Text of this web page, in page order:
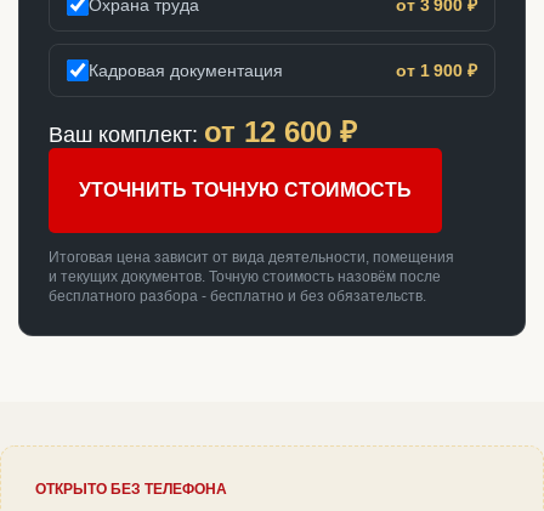
Охрана труда от 3 900 ₽
Кадровая документация от 1 900 ₽
Ваш комплект: от 12 600 ₽
УТОЧНИТЬ ТОЧНУЮ СТОИМОСТЬ
Итоговая цена зависит от вида деятельности, помещения
и текущих документов. Точную стоимость назовём после
бесплатного разбора - бесплатно и без обязательств.
ОТКРЫТО БЕЗ ТЕЛЕФОНА